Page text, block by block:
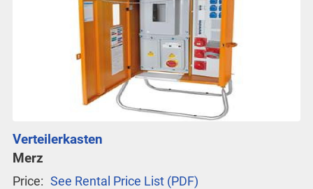
Verteilerkasten
Merz
Price: See Rental Price List (PDF)